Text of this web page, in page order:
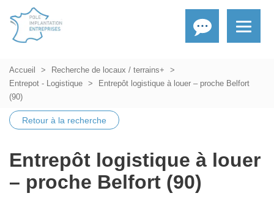
Accueil
Recherche de locaux / terrains+
Entrepot - Logistique
Entrepôt logistique à louer – proche Belfort
(90)
Retour à la recherche
Entrepôt logistique à louer
– proche Belfort (90)